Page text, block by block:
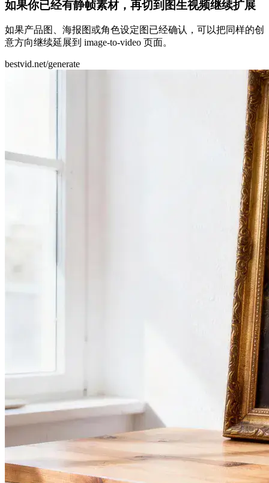
如果你已经有静帧素材，再切到图生视频继续扩展
如果产品图、海报图或角色设定图已经确认，可以把同样的创
意方向继续延展到 image-to-video 页面。
bestvid.net/generate